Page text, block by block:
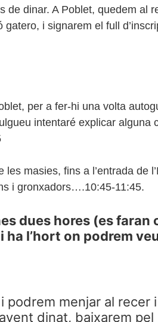
de dinar. A Poblet, quedem al
i signarem el full
per a fer-hi una volta
intentaré explicar alguna
masies, fins a l’entrada de
i gronxadors….10:45-11:45.
dues hores (es faran
l’hort on podrem
menjar al recer
dinat, baixarem pel